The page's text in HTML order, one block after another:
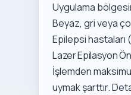
Uygulama
Beyaz, gri veya
Epilepsi hastaları
Lazer Epilasyon
İşlemden
uymak şarttır.